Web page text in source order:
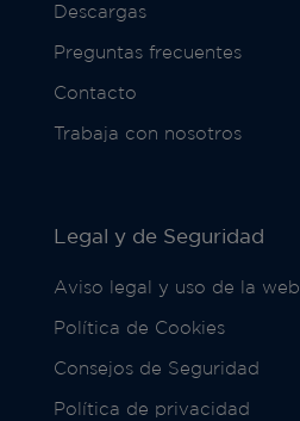
Descargas
Preguntas frecuentes
Contacto
Trabaja con nosotros
Legal y de Seguridad
Aviso legal y uso de la web
Política de Cookies
Consejos de Seguridad
Política de privacidad